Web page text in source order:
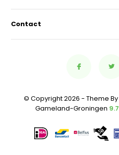
Contact
© Copyright 2026 - Theme By
Gameland-Groningen 9.7